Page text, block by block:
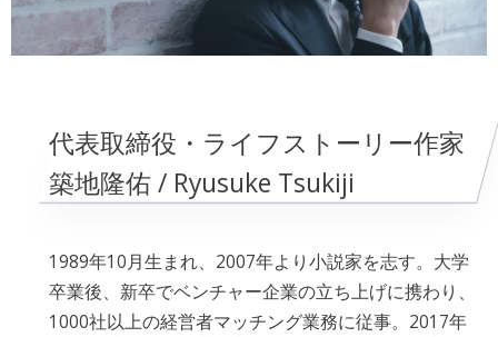
代表取締役・ライフストーリー作家
築地隆佑 / Ryusuke Tsukiji
1989年10月生まれ、2007年より小説家を志す。大学
卒業後、新卒でベンチャー企業の立ち上げに携わり、
1000社以上の経営者マッチング業務に従事。2017年